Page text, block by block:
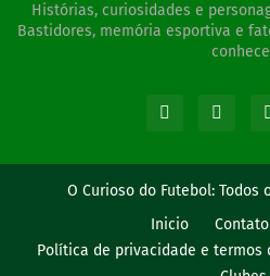
Histórias, curiosidades e
Bastidores, memória esportiva e
O Curioso do Futebol: Todos
Inicio
Contato
Política de privacidade e termos